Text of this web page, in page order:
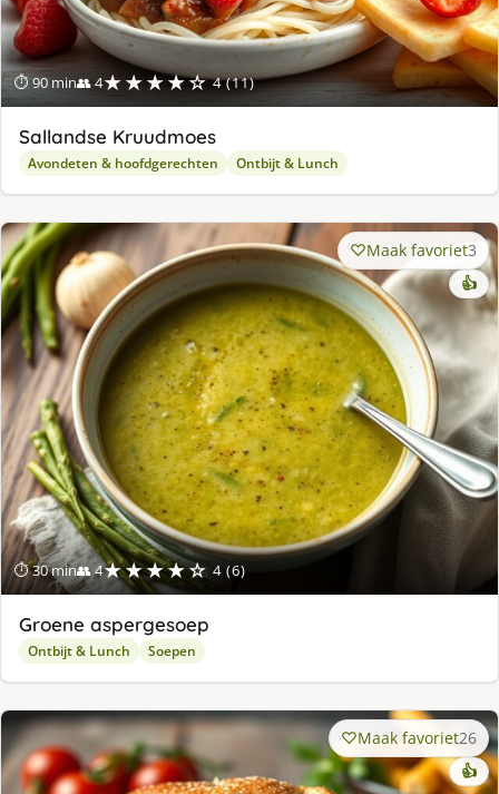
⏱ 90 min👥 4★★★★☆ 4 (11)
Sallandse Kruudmoes
Avondeten & hoofdgerechten Ontbijt & Lunch
⏱ 30 min👥 4★★★★☆ 4 (6)
Maak favoriet3
👍
Groene aspergesoep
Ontbijt & Lunch Soepen
Maak favoriet26
👍